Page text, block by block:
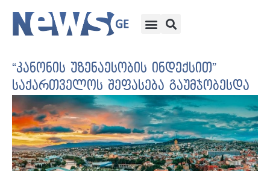
“კანონის უზენაესობის ინდექსით”
საქართველოს შეფასება გაუმჯობესდა